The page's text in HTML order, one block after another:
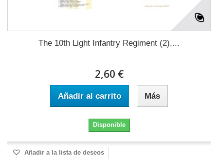
The 10th Light Infantry Regiment (2),...
2,60 €
Añadir al carrito Más
Disponible
Añadir a la lista de deseos